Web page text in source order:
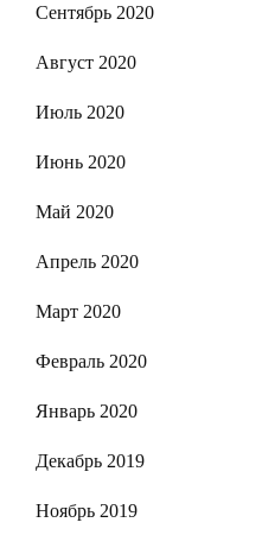
Сентябрь 2020
Август 2020
Июль 2020
Июнь 2020
Май 2020
Апрель 2020
Март 2020
Февраль 2020
Январь 2020
Декабрь 2019
Ноябрь 2019